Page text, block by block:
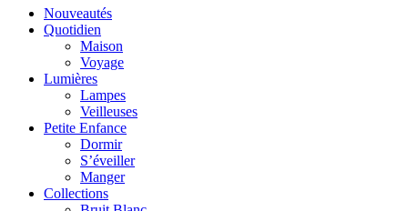
Nouveautés
Quotidien
Maison
Voyage
Lumières
Lampes
Veilleuses
Petite Enfance
Dormir
S’éveiller
Manger
Collections